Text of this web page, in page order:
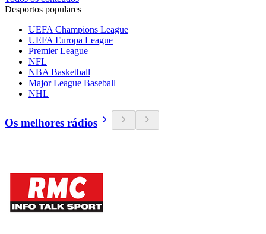
Desportos populares
UEFA Champions League
UEFA Europa League
Premier League
NFL
NBA Basketball
Major League Baseball
NHL
Os melhores rádios